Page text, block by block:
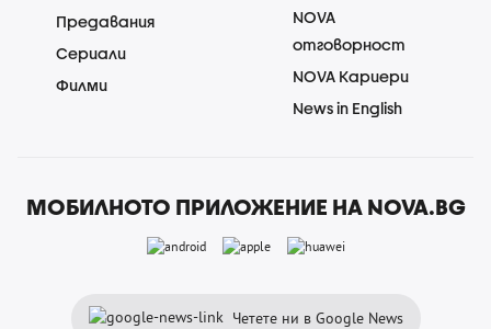
Предавания
Сериали
Филми
NOVA
отговорност
NOVA Кариери
News in English
МОБИЛНОТО ПРИЛОЖЕНИЕ НА NOVA.BG
Четете ни в Google News